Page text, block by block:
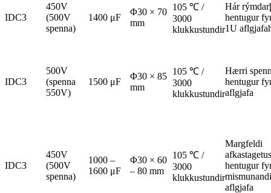
IDC3
450V
(500V
spenna)
1400 μF
Φ30 × 70
mm
105 ℃ /
3000
klukkustundir
Hár
hentugur
1U
IDC3
500V
(spenna
550V)
1500 μF
Φ30 × 85
mm
105 ℃ /
3000
klukkustundir
Hærri
hentugur
aflgjafa
IDC3
450V
(500V
spenna)
1000 –
1600 μF
Φ30 × 60
– 80 mm
105 ℃ /
3000
klukkustundir
Margfeldi
hentugur
aflgjafa